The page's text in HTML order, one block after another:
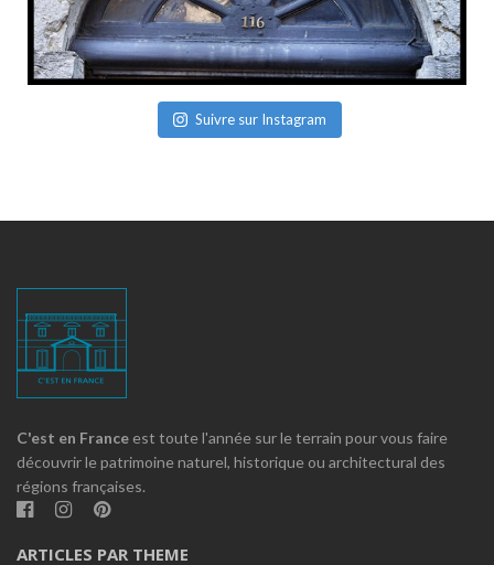
Suivre sur Instagram
C'est en France est toute l'année sur le terrain pour vous faire
découvrir le patrimoine naturel, historique ou architectural des
régions françaises.
ARTICLES PAR THEME